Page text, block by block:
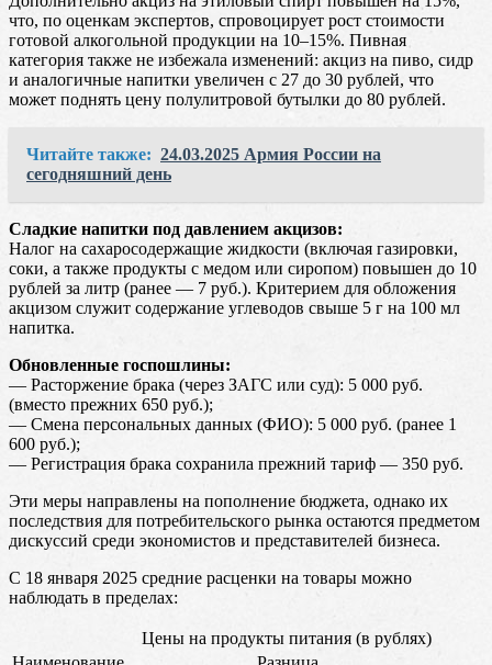
что, по оценкам экспертов, спровоцирует рост стоимости
готовой алкогольной продукции на 10–15%. Пивная
категория также не избежала изменений: акциз на пиво, сидр
и аналогичные напитки увеличен с 27 до 30 рублей, что
может поднять цену полулитровой бутылки до 80 рублей.
Читайте также: 24.03.2025 Армия России на
сегодняшний день
Сладкие напитки под давлением акцизов:
Налог на сахаросодержащие жидкости (включая газировки,
соки, а также продукты с медом или сиропом) повышен до 10
рублей за литр (ранее — 7 руб.). Критерием для обложения
акцизом служит содержание углеводов свыше 5 г на 100 мл
напитка.
Обновленные госпошлины:
— Расторжение брака (через ЗАГС или суд): 5 000 руб.
(вместо прежних 650 руб.);
— Смена персональных данных (ФИО): 5 000 руб. (ранее 1
600 руб.);
— Регистрация брака сохранила прежний тариф — 350 руб.
Эти меры направлены на пополнение бюджета, однако их
последствия для потребительского рынка остаются предметом
дискуссий среди экономистов и представителей бизнеса.
С 18 января 2025 средние расценки на товары можно
наблюдать в пределах:
Цены на продукты питания (в рублях)